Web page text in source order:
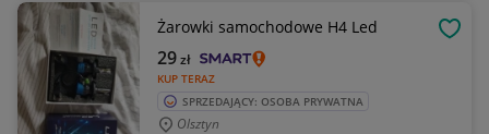
Żarowki samochodowe H4 Led
KUP TERAZ
29zł
SPRZEDAJĄCY: OSOBA PRYWATNA
Olsztyn